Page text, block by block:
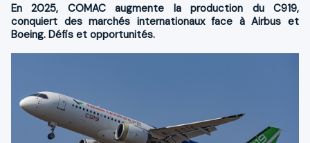
En 2025, COMAC augmente la production du C919,
conquiert des marchés internationaux face à Airbus et
Boeing. Défis et opportunités.